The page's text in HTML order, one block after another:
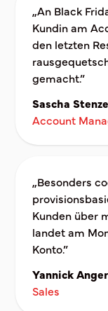
„An Black
Kundin am
den letzten
gemacht.”
Sascha
Account
„Besonders
Kunden über
landet am
Konto.”
Yannick Anger
Sales